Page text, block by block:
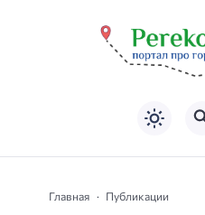
Главная Публикации